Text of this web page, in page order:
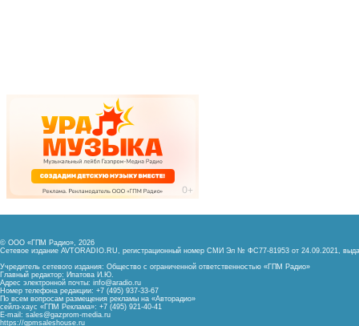
© ООО «ГПМ Радио», 2026
Сетевое издание AVTORADIO.RU, регистрационный номер СМИ Эл № ФС77-81953 от 24.09.2021,
Учредитель сетевого издания: Общество с ограниченной ответственностью «ГПМ Радио»
Главный редактор: Ипатова И.Ю.
Адрес электронной почты: info@aradio.ru
Номер телефона редакции: +7 (495) 937-33-67
По всем вопросам размещения рекламы на «Авторадио»
сейлз-хаус «ГПМ Реклама»: +7 (495) 921-40-41
E-mail: sales@gazprom-media.ru
https://gpmsaleshouse.ru